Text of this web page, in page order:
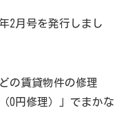
2月号を発行しまし
の賃貸物件の修理
0円修理）」でまかな